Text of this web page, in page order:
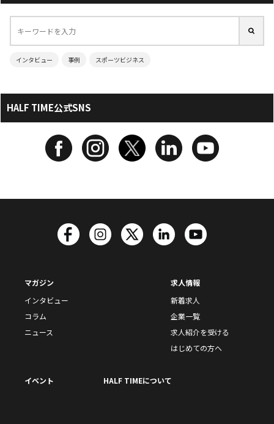
インタビュー 事例 スポーツビジネス
HALF TIME公式SNS
マガジン
インタビュー
コラム
ニュース
求人情報
新着求人
企業一覧
求人紹介を受ける
はじめての方へ
イベント HALF TIMEについて